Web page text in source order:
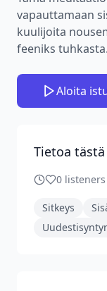
vapauttamaan
kuulijoita
feeniks tuhkasta.
Aloita
Tietoa
0 listeners
Sitkeys